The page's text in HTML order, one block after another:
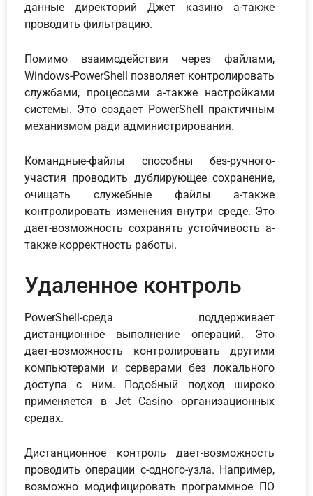
данные директорий Джет казино а-также
проводить фильтрацию.
Помимо взаимодействия через файлами,
Windows-PowerShell позволяет контролировать
службами, процессами а-также настройками
системы. Это создает PowerShell практичным
механизмом ради администрирования.
Командные-файлы способны без-ручного-
участия проводить дублирующее сохранение,
очищать служебные файлы а-также
контролировать изменения внутри среде. Это
дает-возможность сохранять устойчивость а-
также корректность работы.
Удаленное контроль
PowerShell-среда поддерживает
дистанционное выполнение операций. Это
дает-возможность контролировать другими
компьютерами и серверами без локального
доступа с ним. Подобный подход широко
применяется в Jet Casino организационных
средах.
Дистанционное контроль дает-возможность
проводить операции с-одного-узла. Например,
возможно модифицировать программное ПО